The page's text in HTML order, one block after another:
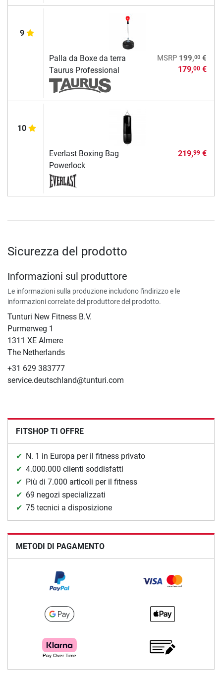
9
Palla da Boxe da terra
Taurus Professional
MSRP 199,00€
179,00€
10
Everlast Boxing Bag
Powerlock
219,99€
Sicurezza del prodotto
Informazioni sul produttore
Le informazioni sulla produzione includono l'indirizzo e le
informazioni correlate del produttore del prodotto.
Tunturi New Fitness B.V.
​Purmerweg 1
1311 XE Almere
The Netherlands
+31 629 383777
service.deutschland@tunturi.com
FITSHOP TI OFFRE
N. 1 in Europa per il fitness privato
4.000.000 clienti soddisfatti
Più di 7.000 articoli per il fitness
69 negozi specializzati
75 tecnici a disposizione
METODI DI PAGAMENTO